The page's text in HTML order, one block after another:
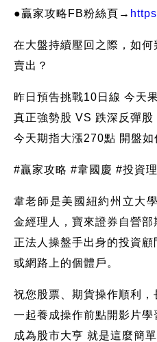
●贏家攻略FB粉絲頁→
在大盤持續壓回之際，如
賣出？
昨日預告挑戰10日線 今天
真正強勢股 VS 跌深反彈股
今天期指大漲270點 開盤如
#贏家攻略 #韋國慶 #投資
韋老師是美國紐約州立大
金經理人，寶來證券自營
正法人操盤手出身的投資
或網路上的個體戶。
祝您股票、期貨操作順利，
一起養成操作前點開影片學
成為股市大亨 就是這麼簡單